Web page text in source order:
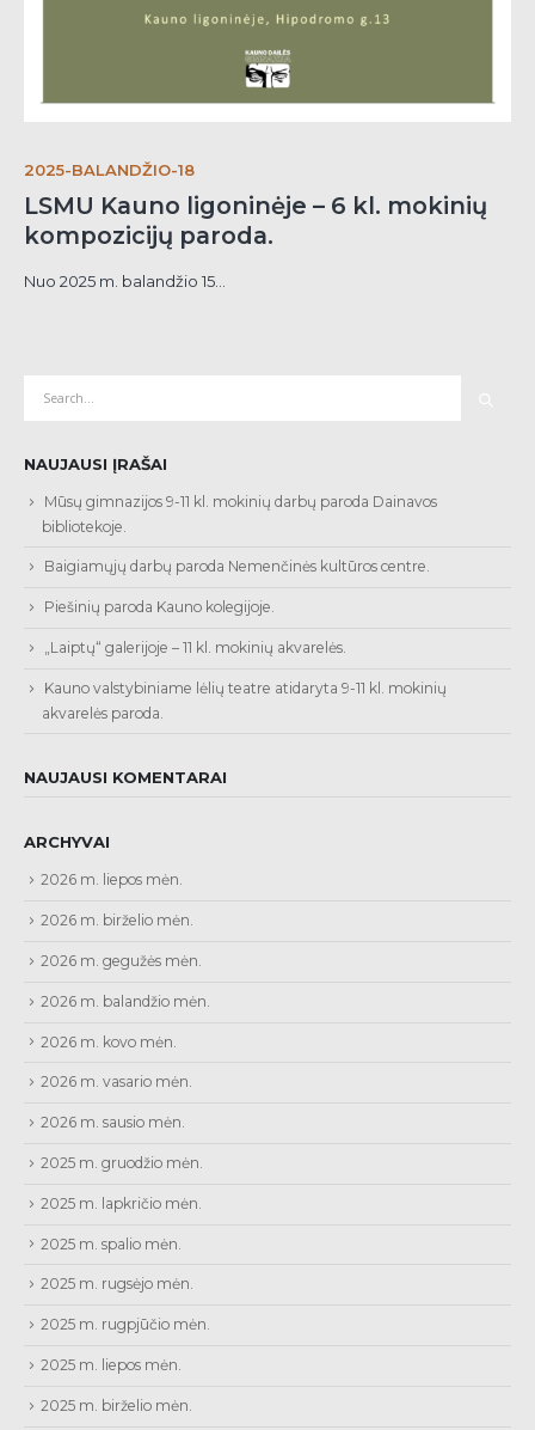
2025-BALANDŽIO-18
LSMU Kauno ligoninėje – 6 kl. mokinių
kompozicijų paroda.
Nuo 2025 m. balandžio 15...
NAUJAUSI ĮRAŠAI
Mūsų gimnazijos 9-11 kl. mokinių darbų paroda Dainavos
bibliotekoje.
Baigiamųjų darbų paroda Nemenčinės kultūros centre.
Piešinių paroda Kauno kolegijoje.
„Laiptų“ galerijoje – 11 kl. mokinių akvarelės.
Kauno valstybiniame lėlių teatre atidaryta 9-11 kl. mokinių
akvarelės paroda.
NAUJAUSI KOMENTARAI
ARCHYVAI
2026 m. liepos mėn.
2026 m. birželio mėn.
2026 m. gegužės mėn.
2026 m. balandžio mėn.
2026 m. kovo mėn.
2026 m. vasario mėn.
2026 m. sausio mėn.
2025 m. gruodžio mėn.
2025 m. lapkričio mėn.
2025 m. spalio mėn.
2025 m. rugsėjo mėn.
2025 m. rugpjūčio mėn.
2025 m. liepos mėn.
2025 m. birželio mėn.